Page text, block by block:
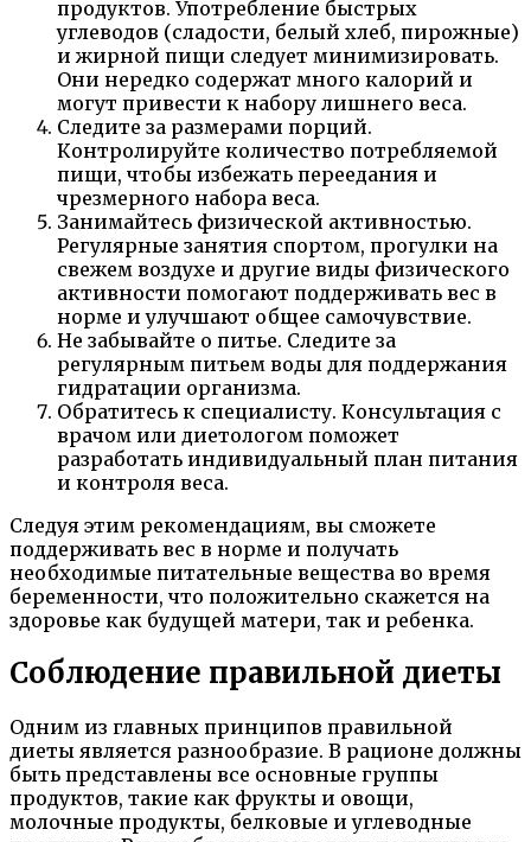
продуктов. Употребление быстрых
углеводов (сладости, белый хлеб, пирожные)
и жирной пищи следует минимизировать.
Они нередко содержат много калорий и
могут привести к набору лишнего веса.
Следите за размерами порций.
Контролируйте количество потребляемой
пищи, чтобы избежать переедания и
чрезмерного набора веса.
Занимайтесь физической активностью.
Регулярные занятия спортом, прогулки на
свежем воздухе и другие виды физического
активности помогают поддерживать вес в
норме и улучшают общее самочувствие.
Не забывайте о питье. Следите за
регулярным питьем воды для поддержания
гидратации организма.
Обратитесь к специалисту. Консультация с
врачом или диетологом поможет
разработать индивидуальный план питания
и контроля веса.
Следуя этим рекомендациям, вы сможете
поддерживать вес в норме и получать
необходимые питательные вещества во время
беременности, что положительно скажется на
здоровье как будущей матери, так и ребенка.
Соблюдение правильной диеты
Одним из главных принципов правильной
диеты является разнообразие. В рационе должны
быть представлены все основные группы
продуктов, такие как фрукты и овощи,
молочные продукты, белковые и углеводные